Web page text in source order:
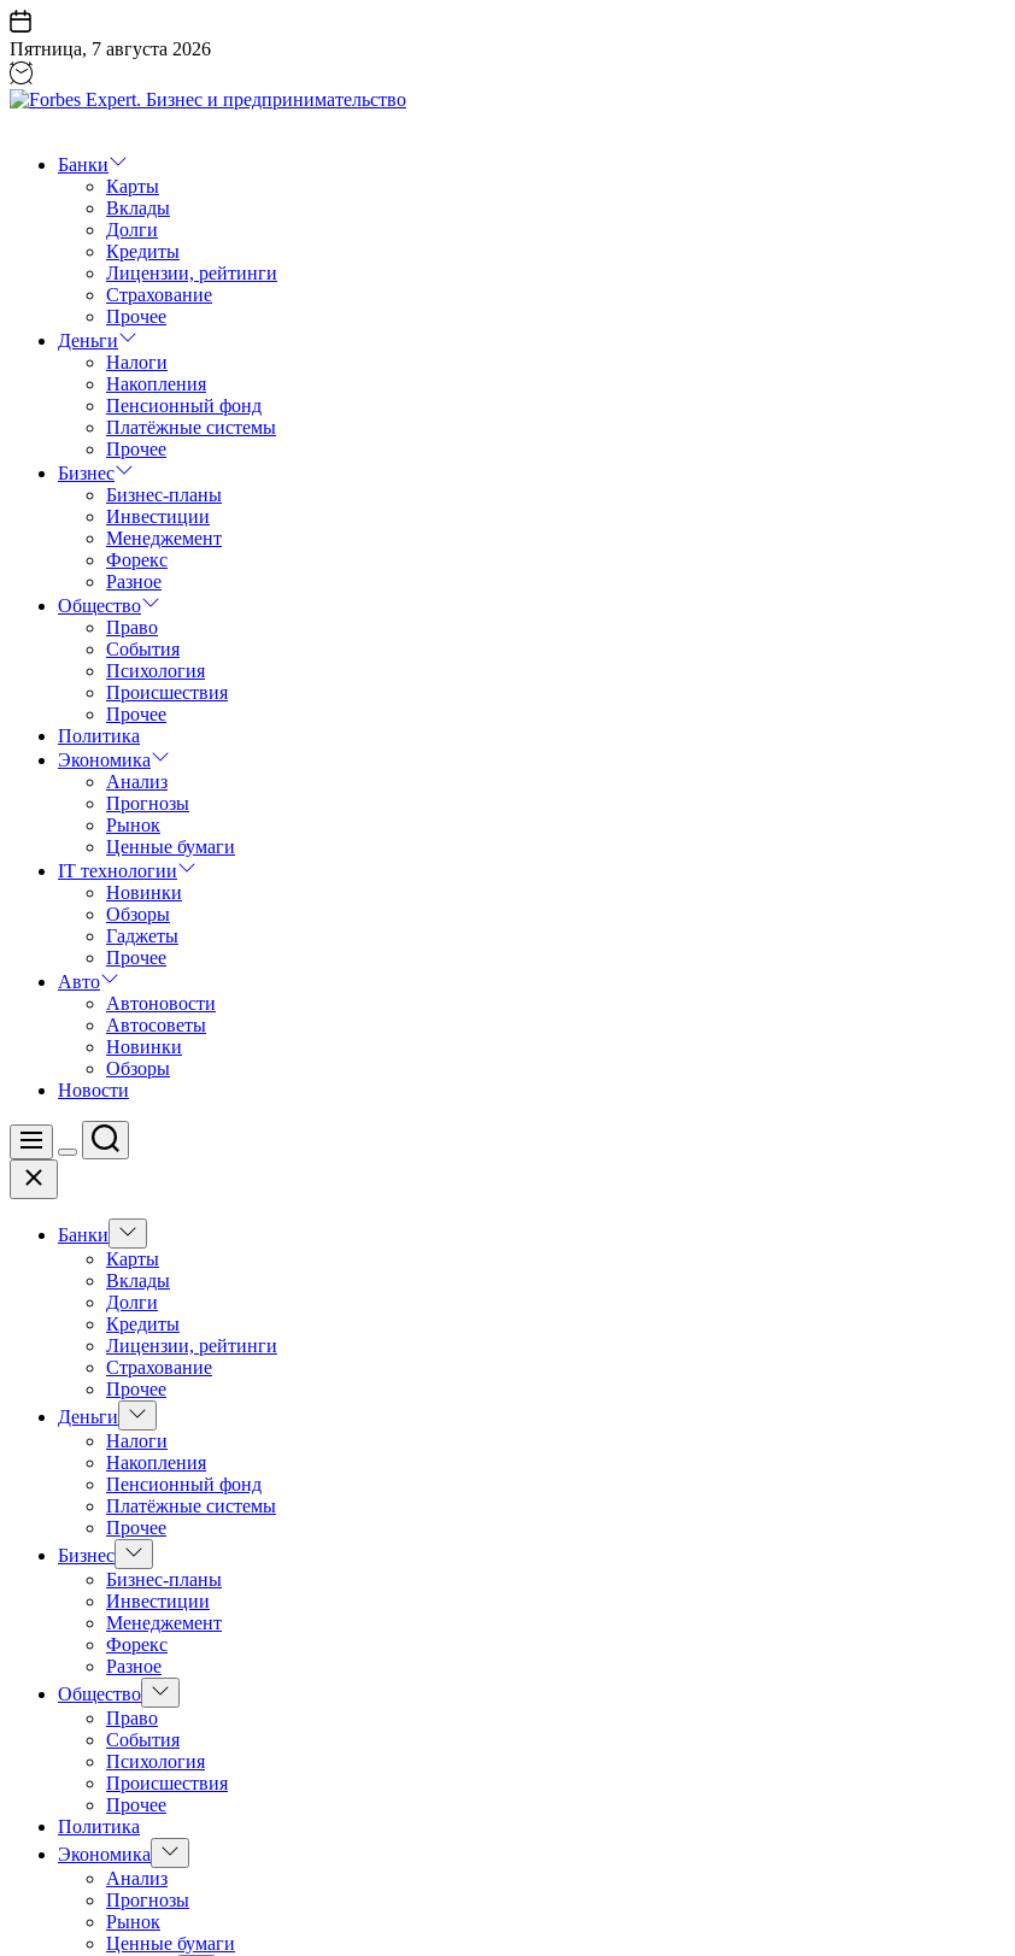
Перейти
к
содержанию
Пятница, 7 августа 2026
Бизнес
предпринимательство
Банки
Карты
Вклады
Долги
Кредиты
Лицензии, рейтинги
Страхование
Прочее
Деньги
Налоги
Накопления
Пенсионный фонд
Платёжные системы
Прочее
Бизнес
Бизнес-планы
Инвестиции
Менеджемент
Форекс
Разное
Общество
Право
События
Психология
Происшествия
Прочее
Политика
Экономика
Анализ
Прогнозы
Рынок
Ценные бумаги
IT технологии
Новинки
Обзоры
Гаджеты
Прочее
Авто
Автоновости
Автосоветы
Новинки
Обзоры
Новости
Меню
Цвет
Поиск
Закрыть
Банки
Показать
подменю
Карты
Вклады
Долги
Кредиты
Лицензии, рейтинги
Страхование
Прочее
Деньги
Показать
подменю
Налоги
Накопления
Пенсионный фонд
Платёжные системы
Прочее
Бизнес Показать
подменю
Бизнес-планы
Инвестиции
Менеджемент
Форекс
Разное
Общество Показать
подменю
Право
События
Психология
Происшествия
Прочее
Политика
Экономика
Показать
подменю
Анализ
Прогнозы
Рынок
Ценные бумаги